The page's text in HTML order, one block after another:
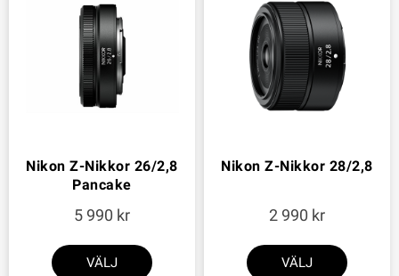
Nikon Z-Nikkor 26/2,8
Pancake
5 990
VÄLJ
Nikon Z-Nikkor 28/2,8
2 990
VÄLJ